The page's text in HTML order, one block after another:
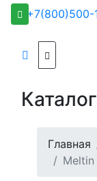
+7(800)500-
Каталог
Главная